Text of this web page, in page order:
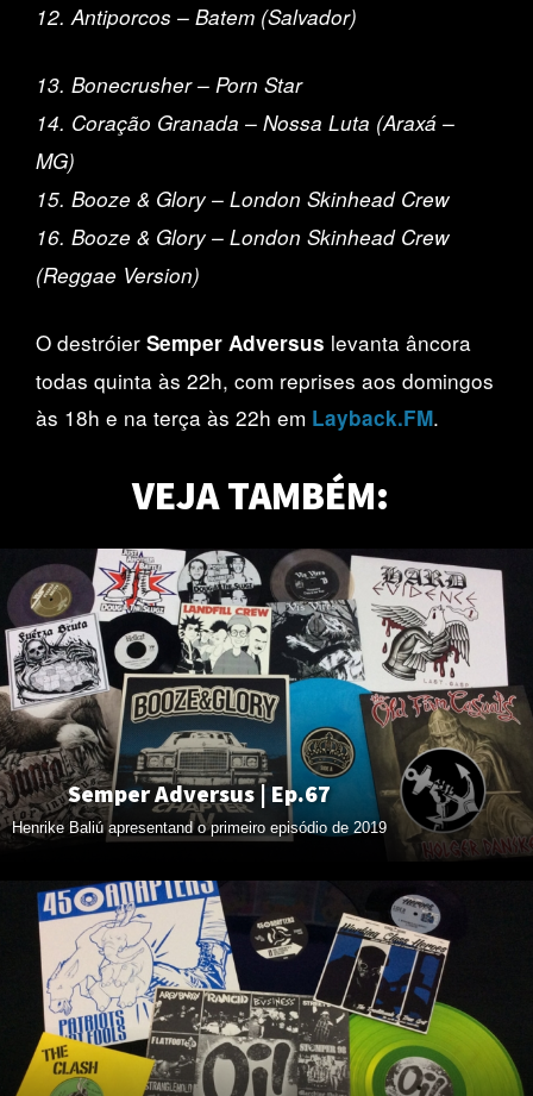
12. Antiporcos – Batem (Salvador)
13. Bonecrusher – Porn Star
14. Coração Granada – Nossa Luta (Araxá –
MG)
15. Booze & Glory – London Skinhead Crew
16. Booze & Glory – London Skinhead Crew
(Reggae Version)
O destróier Semper Adversus levanta âncora
todas quinta às 22h, com reprises aos domingos
às 18h e na terça às 22h em Layback.FM.
VEJA TAMBÉM:
Semper Adversus | Ep.67
Henrike Baliú apresentand o primeiro episódio de 2019